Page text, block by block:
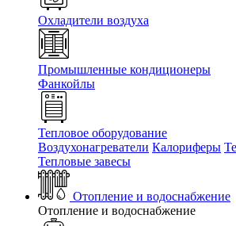
Охладители воздуха
Промышленные кондиционеры
Фанкойлы
Тепловое оборудование
Воздухонагреватели Калориферы
Тепловые завесы
Отопление и водоснабжение
Отопление и водоснабжение